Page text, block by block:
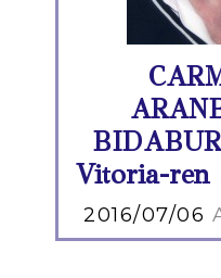
Vitoria-ren
2016/07/06